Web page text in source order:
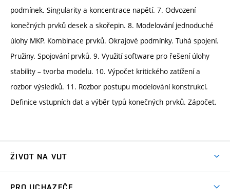
podmínek. Singularity a koncentrace napětí. 7. Odvození
konečných prvků desek a skořepin. 8. Modelování jednoduché
úlohy MKP. Kombinace prvků. Okrajové podmínky. Tuhá spojení.
Pružiny. Spojování prvků. 9. Využití software pro řešení úlohy
stability – tvorba modelu. 10. Výpočet kritického zatížení a
rozbor výsledků. 11. Rozbor postupu modelování konstrukcí.
Definice vstupních dat a výběr typů konečných prvků. Zápočet.
ŽIVOT NA VUT